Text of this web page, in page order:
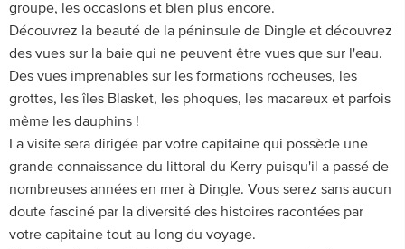
groupe, les occasions et bien plus encore.
Découvrez la beauté de la péninsule de Dingle et découvrez
des vues sur la baie qui ne peuvent être vues que sur l'eau.
Des vues imprenables sur les formations rocheuses, les
grottes, les îles Blasket, les phoques, les macareux et parfois
même les dauphins !
La visite sera dirigée par votre capitaine qui possède une
grande connaissance du littoral du Kerry puisqu'il a passé de
nombreuses années en mer à Dingle. Vous serez sans aucun
doute fasciné par la diversité des histoires racontées par
votre capitaine tout au long du voyage.